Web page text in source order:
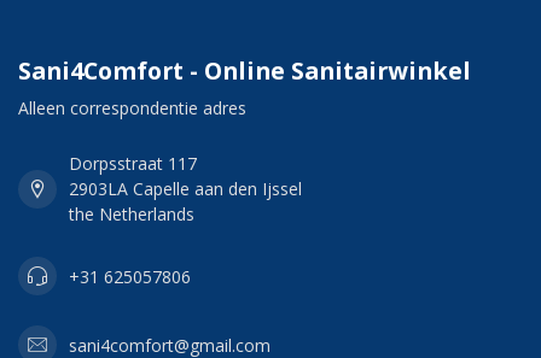
Sani4Comfort - Online Sanitairwinkel
Alleen correspondentie adres
Dorpsstraat 117
2903LA Capelle aan den Ijssel
the Netherlands
+31 625057806
sani4comfort@gmail.com